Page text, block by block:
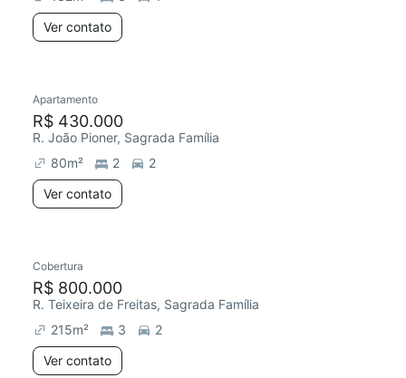
Ver contato
Apartamento
R$ 430.000
R. João Pioner, Sagrada Família
80m² 2
2
Ver contato
Cobertura
R$ 800.000
R. Teixeira de Freitas, Sagrada Família
215m² 3
2
Ver contato